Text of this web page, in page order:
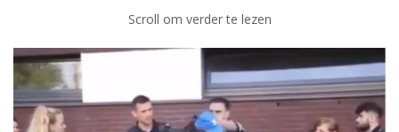
Scroll om verder te lezen